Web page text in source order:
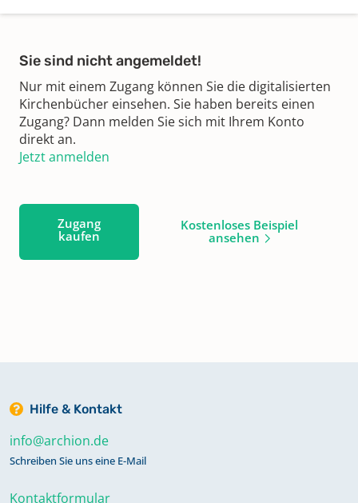
Sie sind nicht angemeldet!
Nur mit einem Zugang können Sie die digitalisierten
Kirchenbücher einsehen. Sie haben bereits einen
Zugang? Dann melden Sie sich mit Ihrem Konto
direkt an.
Jetzt anmelden
Zugang
kaufen
Kostenloses Beispiel
ansehen
Hilfe & Kontakt
info@archion.de
Schreiben Sie uns eine E-Mail
Kontaktformular